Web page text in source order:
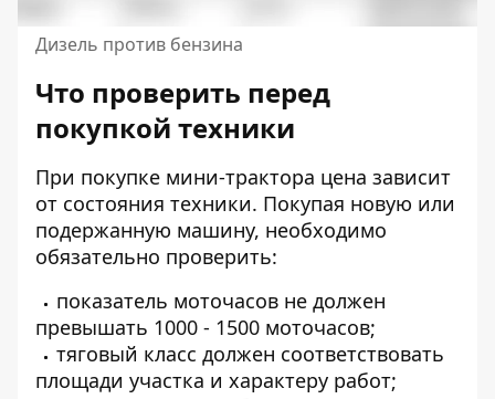
Дизель против бензина
Что проверить перед
покупкой техники
При покупке мини-трактора цена зависит
от состояния техники. Покупая новую или
подержанную машину, необходимо
обязательно проверить:
показатель моточасов не должен
превышать 1000 - 1500 моточасов;
тяговый класс должен соответствовать
площади участка и характеру работ;